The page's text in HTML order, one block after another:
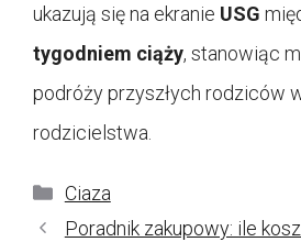
ukazują się na ekranie USG
tygodniem ciąży, stanowiąc
podróży przyszłych rodziców
rodzicielstwa.
Kategorie
Ciaza
Poradnik zakupowy: ile